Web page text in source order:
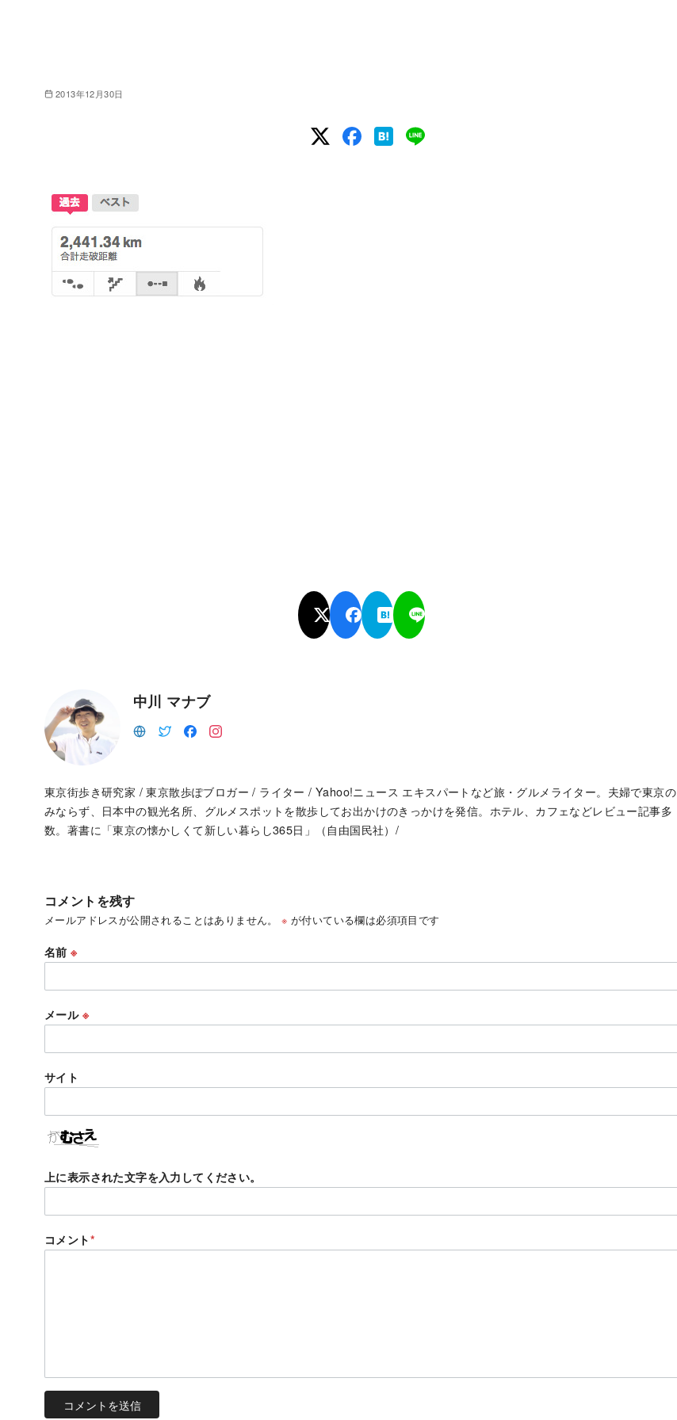
2013年12月30日
中川 マナブ
東京街歩き研究家 / 東京散歩ぽブロガー / ライター / Yahoo!ニュース エキスパートなど旅・グルメライター。夫婦で東京の
みならず、日本中の観光名所、グルメスポットを散歩してお出かけのきっかけを発信。ホテル、カフェなどレビュー記事多
数。著書に「東京の懐かしくて新しい暮らし365日」（自由国民社）/
コメントを残す
メールアドレスが公開されることはありません。 ※ が付いている欄は必須項目です
名前※
メール ※
サイト
上に表示された文字を入力してください。
コメント*